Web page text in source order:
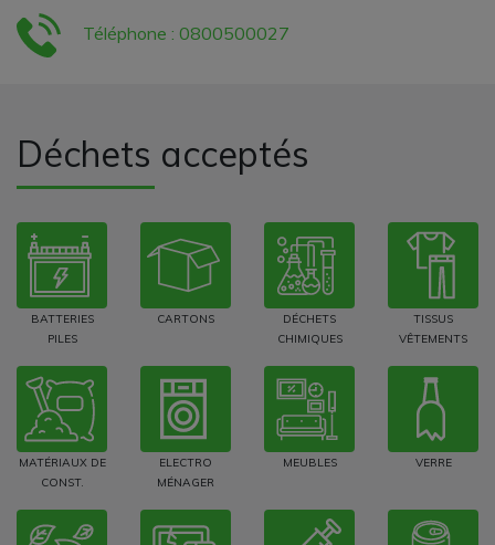
Téléphone : 0800500027
Déchets acceptés
BATTERIES
PILES
CARTONS
DÉCHETS
CHIMIQUES
TISSUS
VÊTEMENTS
MATÉRIAUX DE
CONST.
ELECTRO
MÉNAGER
MEUBLES VERRE